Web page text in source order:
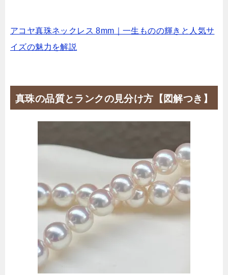
アコヤ真珠ネックレス 8mm｜一生ものの輝きと人気サ
イズの魅力を解説
真珠の品質とランクの見分け方【図解つき】